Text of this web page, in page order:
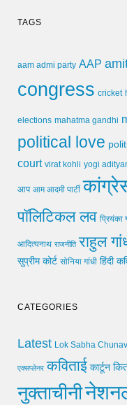
TAGS
aam admi party AAP
congress cricket
elections mahatma gandhi
political love
court virat kohli yogi
आप आम आदमी पार्टी
पॉलिटिकल लव प्रियंका
आदित्यनाथ राजनीति राहुल
सुप्रीम कोर्ट सोनिया गांधी हिंदी
CATEGORIES
Latest Lok Sabha
एक्सप्लेनर कविताई कार्टून
नुक्ताचीनी